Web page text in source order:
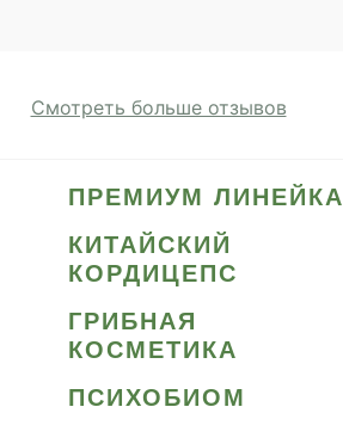
Смотреть больше отзывов
ПРЕМИУМ ЛИНЕЙКА
КИТАЙСКИЙ
КОРДИЦЕПС
ГРИБНАЯ
КОСМЕТИКА
ПСИХОБИОМ